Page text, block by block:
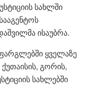
სახლში
ისაუბრა.
ყველაზე
გორის,
სახლებში